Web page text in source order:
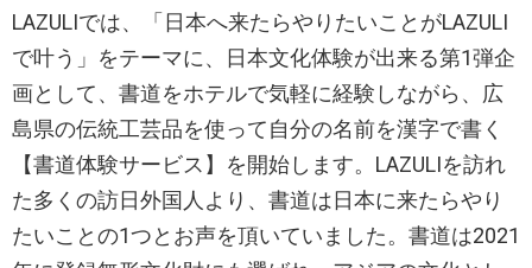
LAZULIでは、「日本へ来たらやりたいことがLAZULI
で叶う」をテーマに、日本文化体験が出来る第1弾企
画として、書道をホテルで気軽に経験しながら、広
島県の伝統工芸品を使って自分の名前を漢字で書く
【書道体験サービス】を開始します。LAZULIを訪れ
た多くの訪日外国人より、書道は日本に来たらやり
たいことの1つとお声を頂いていました。書道は2021